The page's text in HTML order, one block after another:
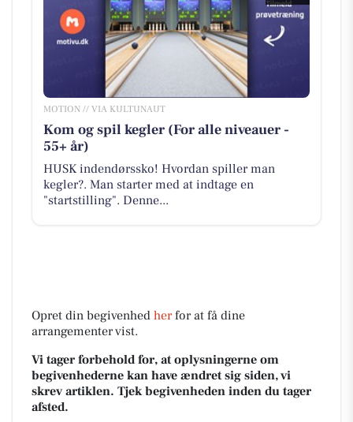
MOTION // VIA KULTUNAUT
Kom og spil kegler (For alle niveauer -
55+ år)
HUSK indendørssko! Hvordan spiller man
kegler?. Man starter med at indtage en
"startstilling". Denne...
Opret din begivenhed herfor at få dine
arrangementer vist.
Vi tager forbehold for, at oplysningerne om
begivenhederne kan have ændret sig siden, vi
skrev artiklen. Tjek begivenheden inden du tager
afsted.